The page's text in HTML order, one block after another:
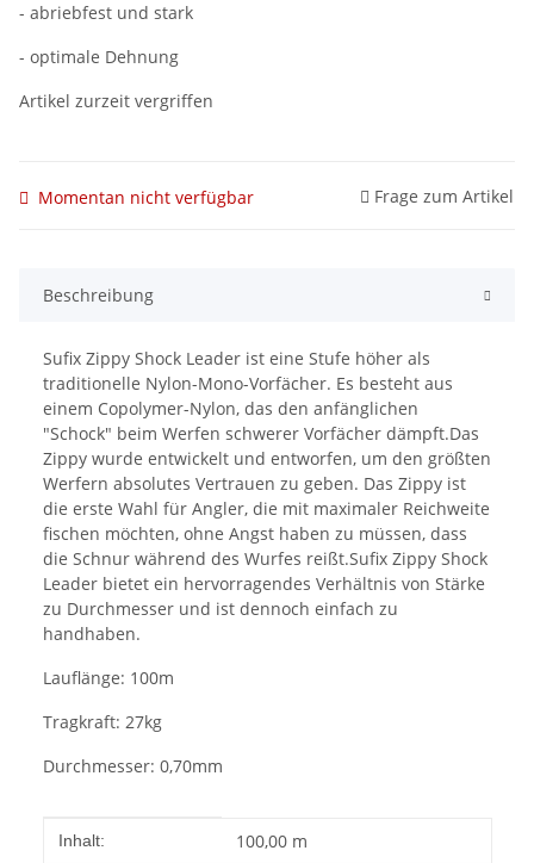
- abriebfest und stark
- optimale Dehnung
Artikel zurzeit vergriffen
Momentan nicht verfügbar Frage zum Artikel
Beschreibung
Sufix Zippy Shock Leader ist eine Stufe höher als
traditionelle Nylon-Mono-Vorfächer. Es besteht aus
einem Copolymer-Nylon, das den anfänglichen
"Schock" beim Werfen schwerer Vorfächer dämpft.Das
Zippy wurde entwickelt und entworfen, um den größten
Werfern absolutes Vertrauen zu geben. Das Zippy ist
die erste Wahl für Angler, die mit maximaler Reichweite
fischen möchten, ohne Angst haben zu müssen, dass
die Schnur während des Wurfes reißt.Sufix Zippy Shock
Leader bietet ein hervorragendes Verhältnis von Stärke
zu Durchmesser und ist dennoch einfach zu
handhaben.
Lauflänge: 100m
Tragkraft: 27kg
Durchmesser: 0,70mm
Produkteigenschaft
Wert
Inhalt: 100,00 m